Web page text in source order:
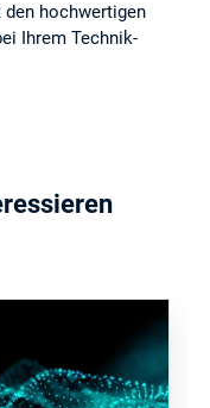
den hochwertigen
Ihrem Technik-